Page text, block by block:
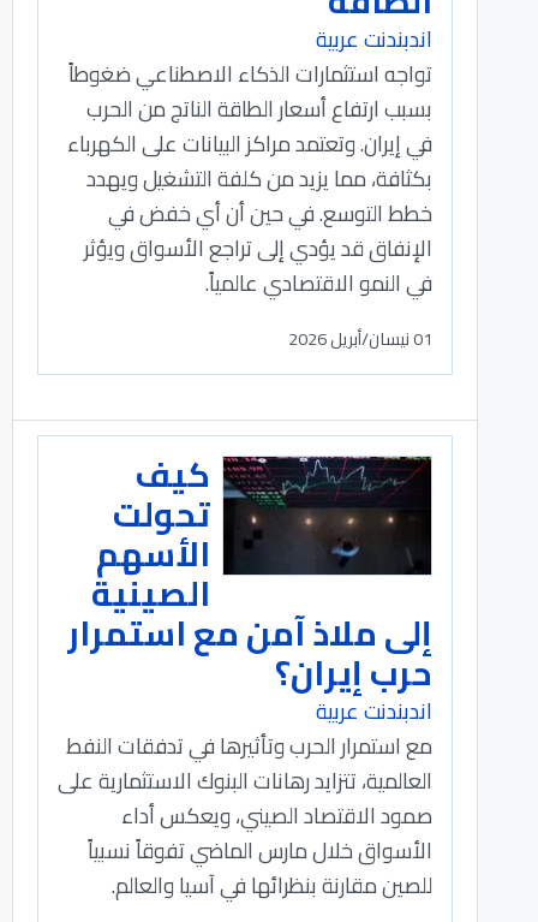
اندبندنت عربية
تواجه استثمارات الذكاء الاصطناعي ضغوطاً
بسبب ارتفاع أسعار الطاقة الناتج من الحرب
في إيران. وتعتمد مراكز البيانات على الكهرباء
بكثافة، مما يزيد من كلفة التشغيل ويهدد
خطط التوسع. في حين أن أي خفض في
الإنفاق قد يؤدي إلى تراجع الأسواق ويؤثر
في النمو الاقتصادي عالمياً.
01 نيسان/أبريل 2026
كيف
تحولت
الأسهم
الصينية
إلى ملاذ آمن مع استمرار
حرب إيران؟
اندبندنت عربية
مع استمرار الحرب وتأثيرها في تدفقات النفط
العالمية، تتزايد رهانات البنوك الاستثمارية على
صمود الاقتصاد الصيني، ويعكس أداء
الأسواق خلال مارس الماضي تفوقاً نسبياً
للصين مقارنة بنظرائها في آسيا والعالم.